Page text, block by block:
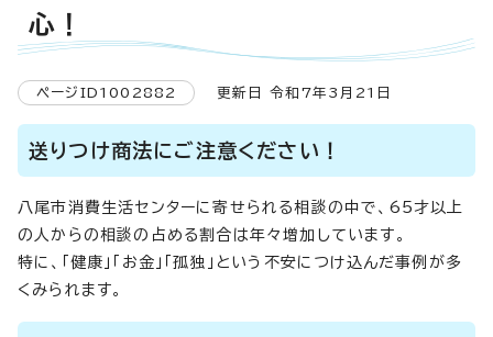
心！
ページID1002882 更新日 令和7年3月21日
送りつけ商法にご注意ください！
八尾市消費生活センターに寄せられる相談の中で、65才以上
の人からの相談の占める割合は年々増加しています。
特に、「健康」「お金」「孤独」という不安につけ込んだ事例が多
くみられます。